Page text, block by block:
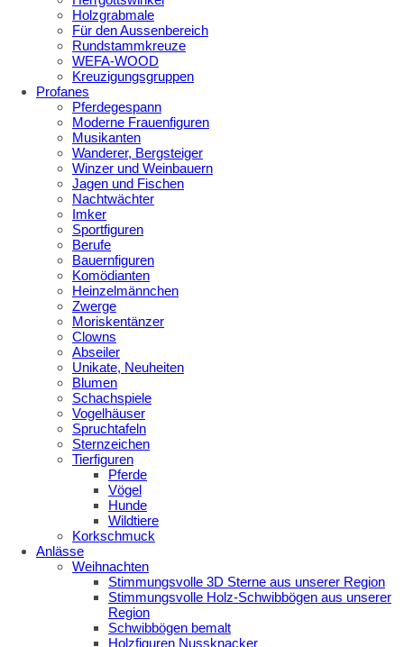
Holzgrabmale
Für den Aussenbereich
Rundstammkreuze
WEFA-WOOD
Kreuzigungsgruppen
Profanes
Pferdegespann
Moderne Frauenfiguren
Musikanten
Wanderer, Bergsteiger
Winzer und Weinbauern
Jagen und Fischen
Nachtwächter
Imker
Sportfiguren
Berufe
Bauernfiguren
Komödianten
Heinzelmännchen
Zwerge
Moriskentänzer
Clowns
Abseiler
Unikate, Neuheiten
Blumen
Schachspiele
Vogelhäuser
Spruchtafeln
Sternzeichen
Tierfiguren
Pferde
Vögel
Hunde
Wildtiere
Korkschmuck
Anlässe
Weihnachten
Stimmungsvolle 3D Sterne aus unserer Region
Stimmungsvolle Holz-Schwibbögen aus unserer
Region
Schwibbögen bemalt
Holzfiguren Nussknacker